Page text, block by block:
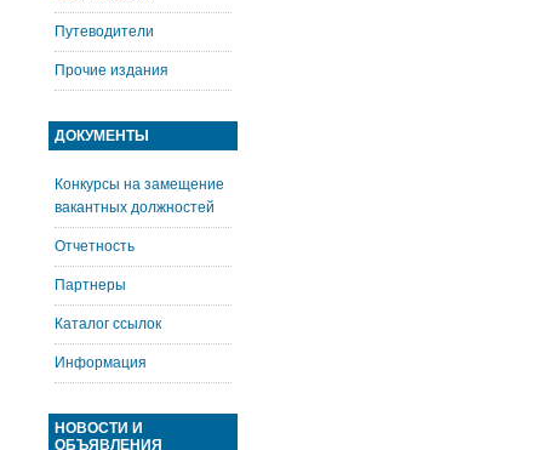
Путеводители
Прочие издания
ДОКУМЕНТЫ
Конкурсы на замещение
вакантных должностей
Отчетность
Партнеры
Каталог ссылок
Информация
НОВОСТИ И
ОБЪЯВЛЕНИЯ